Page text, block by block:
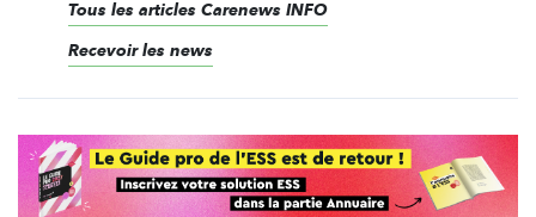
Tous les articles Carenews INFO
Recevoir les news